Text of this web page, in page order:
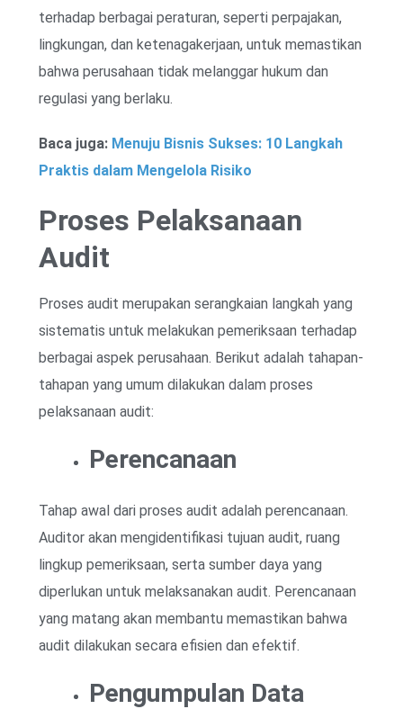
terhadap berbagai peraturan, seperti perpajakan,
lingkungan, dan ketenagakerjaan, untuk memastikan
bahwa perusahaan tidak melanggar hukum dan
regulasi yang berlaku.
Baca juga: Menuju Bisnis Sukses: 10 Langkah
Praktis dalam Mengelola Risiko
Proses Pelaksanaan
Audit
Proses audit merupakan serangkaian langkah yang
sistematis untuk melakukan pemeriksaan terhadap
berbagai aspek perusahaan. Berikut adalah tahapan-
tahapan yang umum dilakukan dalam proses
pelaksanaan audit:
Perencanaan
Tahap awal dari proses audit adalah perencanaan.
Auditor akan mengidentifikasi tujuan audit, ruang
lingkup pemeriksaan, serta sumber daya yang
diperlukan untuk melaksanakan audit. Perencanaan
yang matang akan membantu memastikan bahwa
audit dilakukan secara efisien dan efektif.
Pengumpulan Data